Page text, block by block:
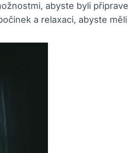
abyste byli
a relaxaci, abyste